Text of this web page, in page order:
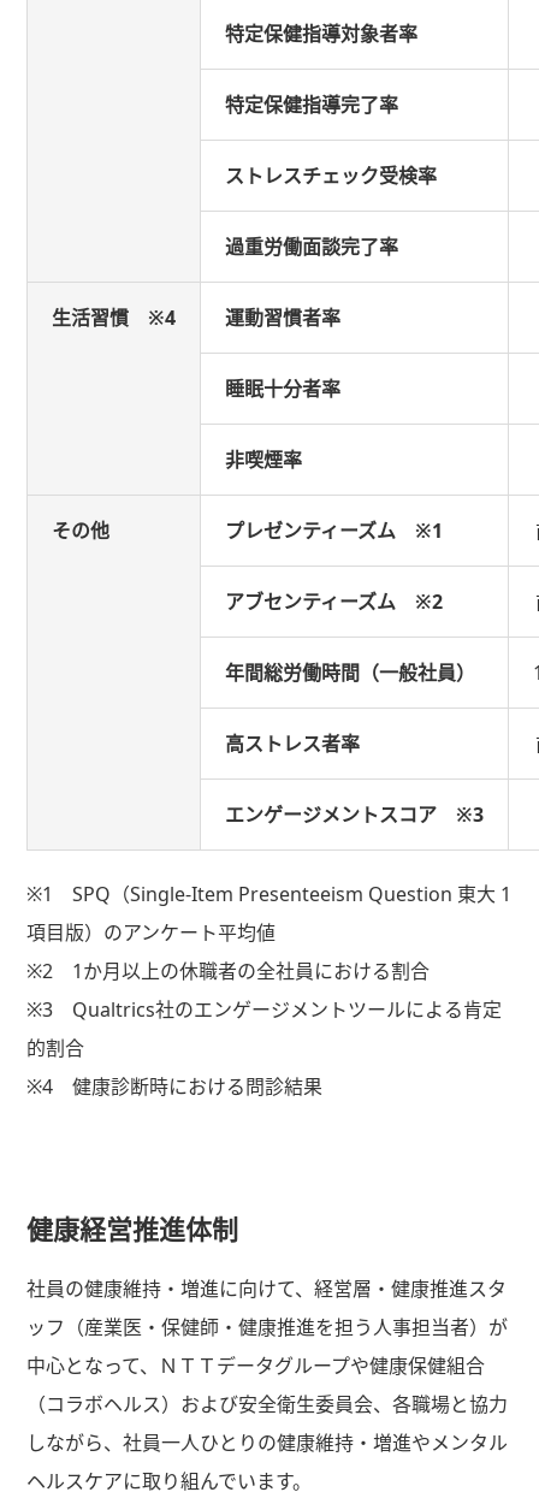
特定保健指導対象者率
特定保健指導完了率
ストレスチェック受検率
過重労働面談完了率
生活習慣 ※4 運動習慣者率
睡眠十分者率
非喫煙率
その他 プレゼンティーズム ※1
アブセンティーズム ※2
年間総労働時間（一般社員）
高ストレス者率
エンゲージメントスコア ※3
※1 SPQ（Single-Item Presenteeism Question 東大 1
項目版）のアンケート平均値
※2 1か月以上の休職者の全社員における割合
※3 Qualtrics社のエンゲージメントツールによる肯定
的割合
※4 健康診断時における問診結果
健康経営推進体制
社員の健康維持・増進に向けて、経営層・健康推進スタ
ッフ（産業医・保健師・健康推進を担う人事担当者）が
中心となって、ＮＴＴデータグループや健康保健組合
（コラボヘルス）および安全衛生委員会、各職場と協力
しながら、社員一人ひとりの健康維持・増進やメンタル
ヘルスケアに取り組んでいます。